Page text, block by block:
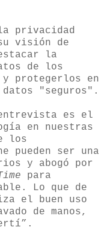
privacidad
visión de
la
de los
protegerlos en
"seguros".
es el
en nuestras
los
pueden ser una
y abogó por
para
Lo que de
el buen uso
de manos,